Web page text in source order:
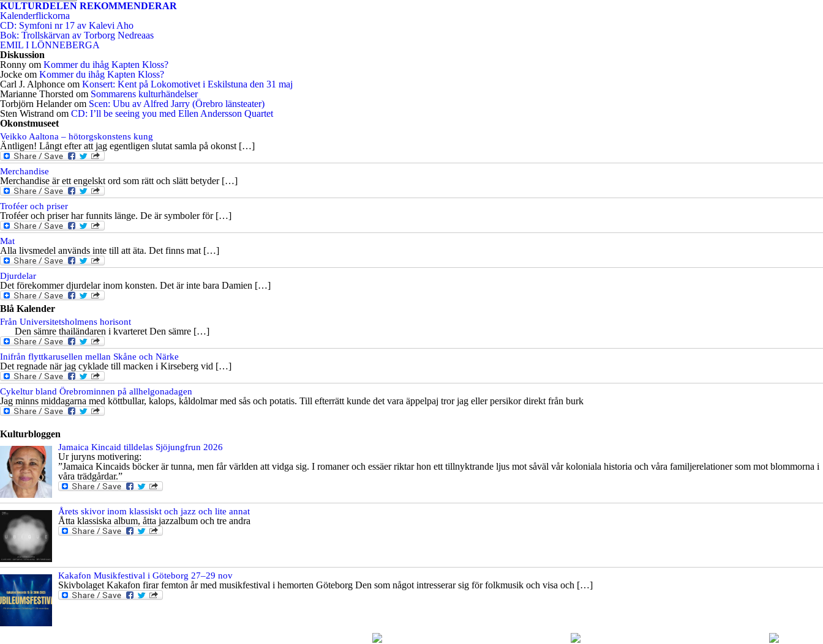
KULTURDELEN REKOMMENDERAR
Kalenderflickorna
CD: Symfoni nr 17 av Kalevi Aho
Bok: Trollskärvan av Torborg Nedreaas
EMIL I LÖNNEBERGA
Diskussion
Ronny om Kommer du ihåg Kapten Kloss?
Jocke om Kommer du ihåg Kapten Kloss?
Carl J. Alphonce om Konsert: Kent på Lokomotivet i Eskilstuna den 31 maj
Marianne Thorsted om Sommarens kulturhändelser
Torbjörn Helanderom Scen: Ubu av Alfred Jarry (Örebro länsteater)
Sten Wistrand om CD: I’ll be seeing you med Ellen Andersson Quartet
Okonstmuseet
Veikko Aaltona – hötorgskonstens kung
Äntligen! Långt efter att jag egentligen slutat samla på okonst […]
Merchandise
Merchandise är ett engelskt ord som rätt och slätt betyder […]
Troféer och priser
Troféer och priser har funnits länge. De är symboler för […]
Mat
Alla livsmedel används inte till att äta. Det finns mat […]
Djurdelar
Det förekommer djurdelar inom konsten. Det är inte bara Damien […]
Blå Kalender
Från Universitetsholmens horisont
Den sämre thailändaren i kvarteret Den sämre […]
Inifrån flyttkarusellen mellan Skåne och Närke
Det regnade när jag cyklade till macken i Kirseberg vid […]
Cykeltur bland Örebrominnen på allhelgonadagen
Jag minns middagarna med köttbullar, kalops, kåldolmar med sås och potatis. Till efterrätt kunde det vara äppelpaj tror jag eller persikor direkt från burk
Kulturbloggen
Jamaica Kincaid tilldelas Sjöjungfrun 2026
Ur juryns motivering:
”Jamaica Kincaids böcker är tunna, men får världen att vidga sig. I romaner och essäer riktar hon ett tillnyktrande ljus mot såväl vår koloniala historia och våra familjerelationer som mot blommorna i
våra trädgårdar.”
Årets skivor inom klassiskt och jazz och lite annat
Åtta klassiska album, åtta jazzalbum och tre andra
Kakafon Musikfestival i Göteborg 27–29 nov
Skivbolaget Kakafon firar femton år med musikfestival i hemorten Göteborg Den som något intresserar sig för folkmusik och visa och […]